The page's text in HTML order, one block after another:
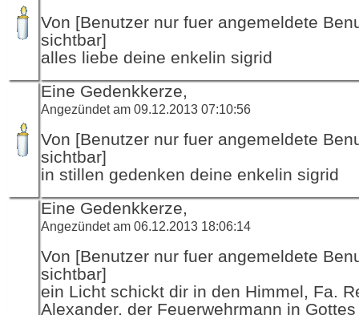
Von [Benutzer nur fuer angemeldete
sichtbar]
alles liebe deine enkelin sigrid
Eine Gedenkkerze,
Angezündet am 09.12.2013 07:10:56
Von [Benutzer nur fuer angemeldete
sichtbar]
in stillen gedenken deine enkelin sigrid
Eine Gedenkkerze,
Angezündet am 06.12.2013 18:06:14
Von [Benutzer nur fuer angemeldete
sichtbar]
ein Licht schickt dir in den Himmel, Fa.
Alexander, der Feuerwehrmann in Gottes